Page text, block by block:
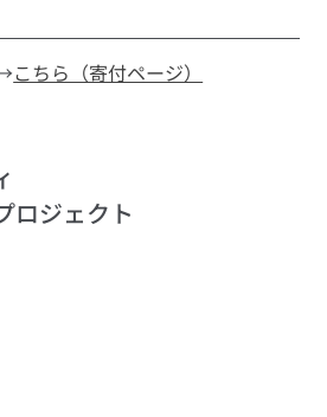
こちら（寄付ページ）
ロジェクト